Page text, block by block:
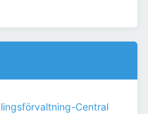
Central